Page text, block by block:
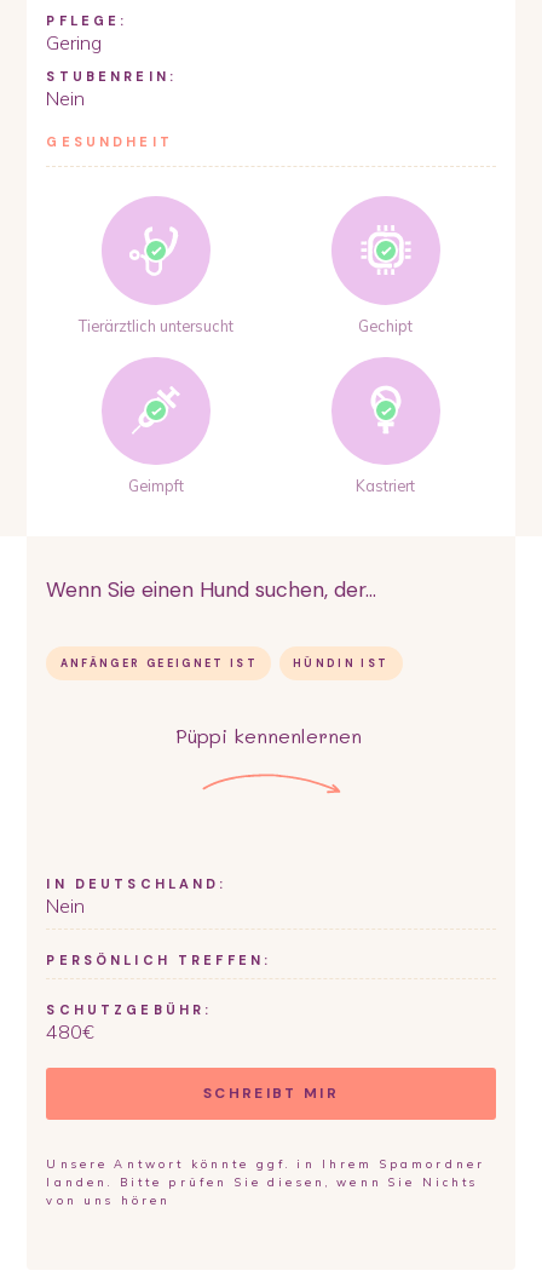
PFLEGE:
Gering
STUBENREIN:
Nein
GESUNDHEIT
Tierärztlich untersucht Gechipt
Geimpft Kastriert
Wenn Sie einen Hund suchen, der...
ANFÄNGER GEEIGNET IST HÜNDIN IST
Püppi kennenlernen
IN DEUTSCHLAND:
Nein
PERSÖNLICH TREFFEN:
SCHUTZGEBÜHR:
480€
SCHREIBT MIR
Unsere Antwort könnte ggf. in Ihrem Spamordner
landen. Bitte prüfen Sie diesen, wenn Sie Nichts
von uns hören